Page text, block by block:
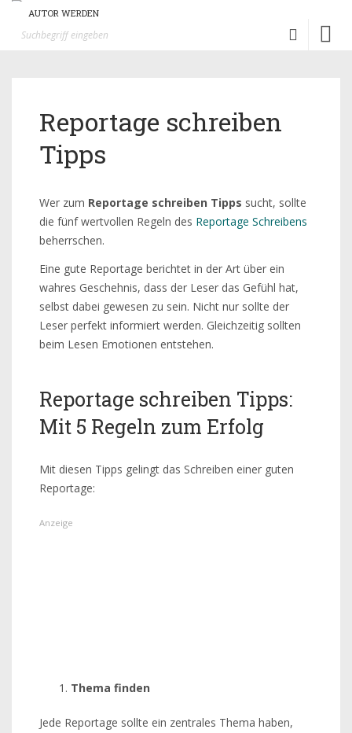
AUTOR WERDEN
Reportage schreiben
Tipps
Wer zum Reportage schreiben Tipps sucht, sollte
die fünf wertvollen Regeln des Reportage Schreibens
beherrschen.
Eine gute Reportage berichtet in der Art über ein
wahres Geschehnis, dass der Leser das Gefühl hat,
selbst dabei gewesen zu sein. Nicht nur sollte der
Leser perfekt informiert werden. Gleichzeitig sollten
beim Lesen Emotionen entstehen.
Reportage schreiben Tipps:
Mit 5 Regeln zum Erfolg
Mit diesen Tipps gelingt das Schreiben einer guten
Reportage:
Thema finden
Jede Reportage sollte ein zentrales Thema haben,